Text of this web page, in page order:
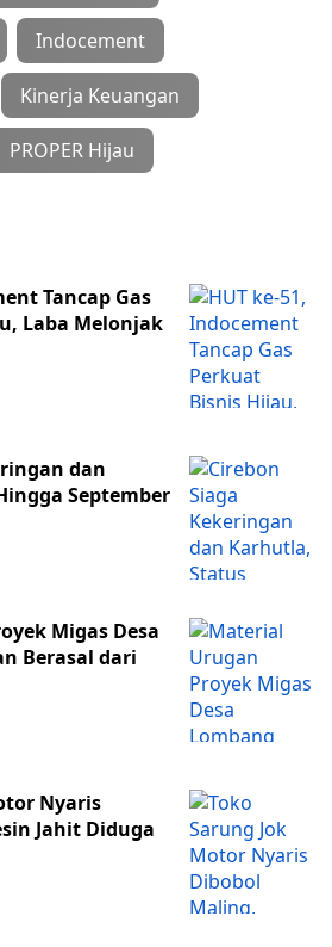
Indocement
Kinerja Keuangan
PROPER Hijau
Tancap Gas
Laba Melonjak
dan
September
Migas Desa
Berasal dari
Nyaris
Jahit Diduga